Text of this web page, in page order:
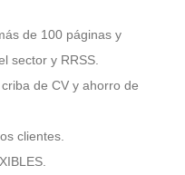
de 100 páginas y
sector y RRSS.
de CV y ahorro de
clientes.